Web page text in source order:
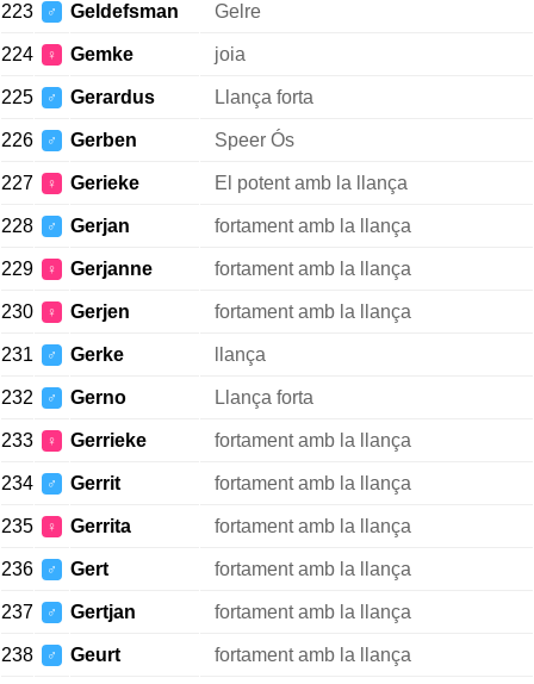
223 ♂ Geldefsman Gelre
224 ♀ Gemke joia
225 ♂ Gerardus Llança forta
226 ♂ Gerben Speer Ós
227 ♀ Gerieke El potent amb la llança
228 ♂ Gerjan fortament amb la llança
229 ♀ Gerjanne fortament amb la llança
230 ♀ Gerjen fortament amb la llança
231 ♂ Gerke llança
232 ♂ Gerno Llança forta
233 ♀ Gerrieke fortament amb la llança
234 ♂ Gerrit fortament amb la llança
235 ♀ Gerrita fortament amb la llança
236 ♂ Gert fortament amb la llança
237 ♂ Gertjan fortament amb la llança
238 ♂ Geurt fortament amb la llança